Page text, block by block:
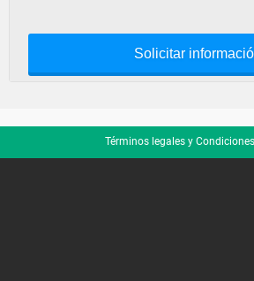
Solicitar
Términos legales y